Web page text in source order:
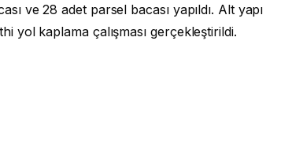
ve 28 adet parsel bacası yapıldı. Alt yapı
yol kaplama çalışması gerçekleştirildi.